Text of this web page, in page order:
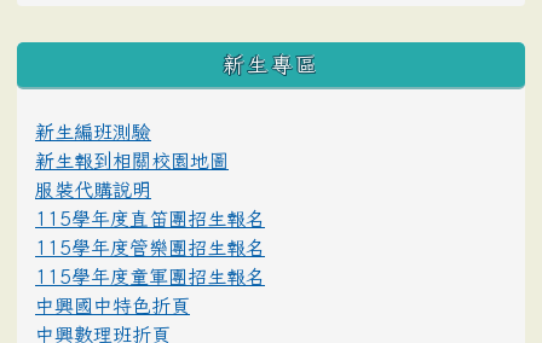
:::
新生專區
新生編班測驗
新生報到相關校園地圖
服裝代購說明
115學年度直笛團招生報名
115學年度管樂團招生報名
115學年度童軍團招生報名
中興國中特色折頁
中興數理班折頁